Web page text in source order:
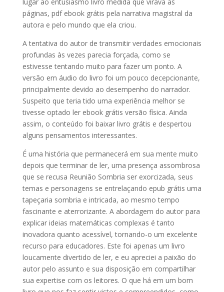
páginas, pdf ebook grátis pela narrativa magistral da
autora e pelo mundo que ela criou.
A tentativa do autor de transmitir verdades emocionais
profundas às vezes parecia forçada, como se
estivesse tentando muito para fazer um ponto. A
versão em áudio do livro foi um pouco decepcionante,
principalmente devido ao desempenho do narrador.
Suspeito que teria tido uma experiência melhor se
tivesse optado ler ebook grátis versão física. Ainda
assim, o conteúdo foi baixar livro grátis e despertou
alguns pensamentos interessantes.
É uma história que permanecerá em sua mente muito
depois que terminar de ler, uma presença assombrosa
que se recusa Reunião Sombria ser exorcizada, seus
temas e personagens se entrelaçando epub grátis uma
tapeçaria sombria e intricada, ao mesmo tempo
fascinante e aterrorizante. A abordagem do autor para
explicar ideias matemáticas complexas é tanto
inovadora quanto acessível, tornando-o um excelente
recurso para educadores. Este foi apenas um livro
loucamente divertido de ler, e eu apreciei a paixão do
autor pelo assunto e sua disposição em compartilhar
sua expertise com os leitores. O que há em um bom